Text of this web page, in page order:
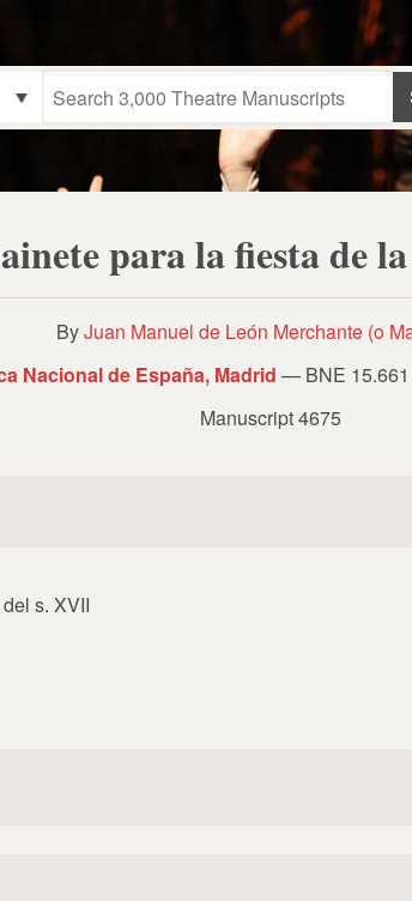
para la fiesta de
ByJuan Manuel de León Merchante (o
Nacional de España, Madrid — BNE
Manuscript 4675
s. XVII